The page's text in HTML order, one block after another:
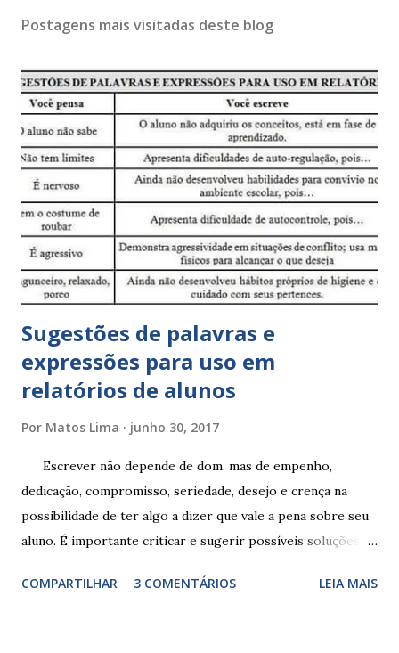
Postagens mais visitadas deste blog
Sugestões de palavras e
expressões para uso em
relatórios de alunos
Por Matos Lima junho 30, 2017
Escrever não depende de dom, mas de empenho,
dedicação, compromisso, seriedade, desejo e crença na
possibilidade de ter algo a dizer que vale a pena sobre seu
aluno. É importante criticar e sugerir possíveis soluções.
exercitação. E encontrar a melhor maneira de expressar o
COMPARTILHAR 3 COMENTÁRIOS LEIA MAIS